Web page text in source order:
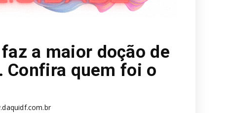
faz a maior doção de
Confira quem foi o